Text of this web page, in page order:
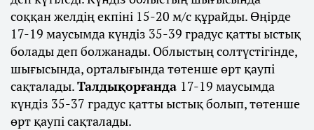
соққан желдің екпіні 15-20 м/с құрайды. Өңірде
17-19 маусымда күндіз 35-39 градус қатты ыстық
болады деп болжанады. Облыстың солтүстігінде,
шығысында, орталығында төтенше өрт қаупі
сақталады.Талдықорғанда 17-19 маусымда
күндіз 35-37 градус қатты ыстық болып, төтенше
өрт қаупі сақталады.